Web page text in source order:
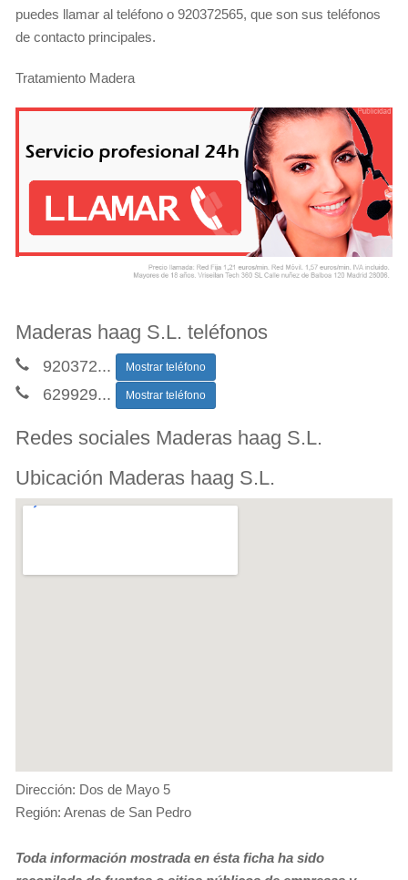
puedes llamar al teléfono o 920372565, que son sus teléfonos
de contacto principales.
Tratamiento Madera
Maderas haag S.L. teléfonos
920372... Mostrar teléfono
629929... Mostrar teléfono
Redes sociales Maderas haag S.L.
Ubicación Maderas haag S.L.
Dirección: Dos de Mayo 5
Región: Arenas de San Pedro
Toda información mostrada en ésta ficha ha sido